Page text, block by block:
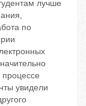
лучше
по
процессе
увидели